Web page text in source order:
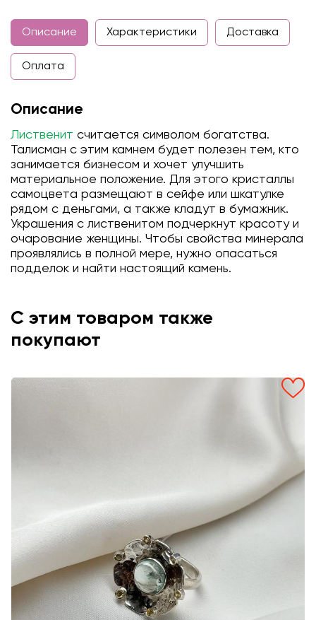
Описание Характеристики Доставка
Оплата
Описание
Лиственит считается символом богатства.
Талисман с этим камнем будет полезен тем, кто
занимается бизнесом и хочет улучшить
материальное положение. Для этого кристаллы
самоцвета размещают в сейфе или шкатулке
рядом с деньгами, а также кладут в бумажник.
Украшения с лиственитом подчеркнут красоту и
очарование женщины. Чтобы свойства минерала
проявлялись в полной мере, нужно опасаться
подделок и найти настоящий камень.
С этим товаром также
покупают